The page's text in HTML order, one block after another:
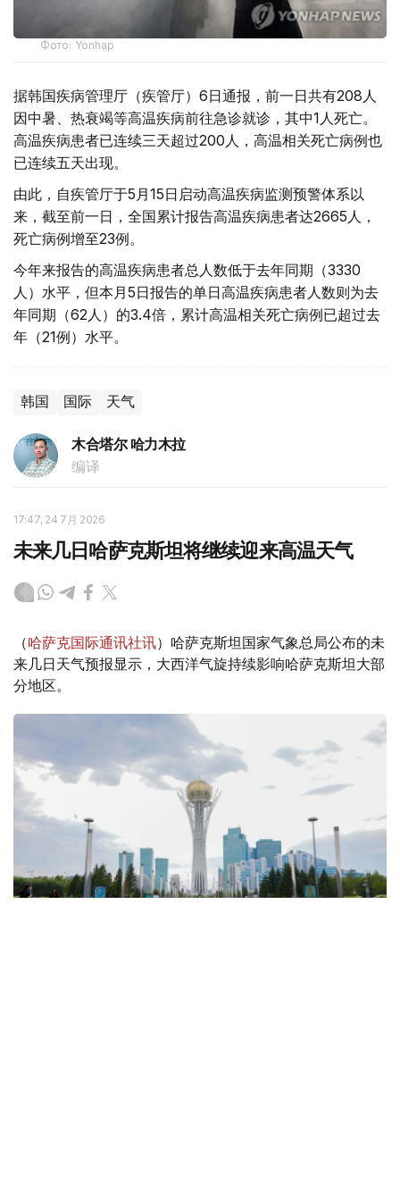
Фото: Yonhap
据韩国疾病管理厅（疾管厅）6日通报，前一日共有208人
因中暑、热衰竭等高温疾病前往急诊就诊，其中1人死亡。
高温疾病患者已连续三天超过200人，高温相关死亡病例也
已连续五天出现。
由此，自疾管厅于5月15日启动高温疾病监测预警体系以
来，截至前一日，全国累计报告高温疾病患者达2665人，
死亡病例增至23例。
今年来报告的高温疾病患者总人数低于去年同期（3330
人）水平，但本月5日报告的单日高温疾病患者人数则为去
年同期（62人）的3.4倍，累计高温相关死亡病例已超过去
年（21例）水平。
韩国 国际 天气
木合塔尔 哈力木拉
编译
17:47, 24 7月 2026
未来几日哈萨克斯坦将继续迎来高温天气
（哈萨克国际通讯社讯）哈萨克斯坦国家气象总局公布的未
来几日天气预报显示，大西洋气旋持续影响哈萨克斯坦大部
分地区。